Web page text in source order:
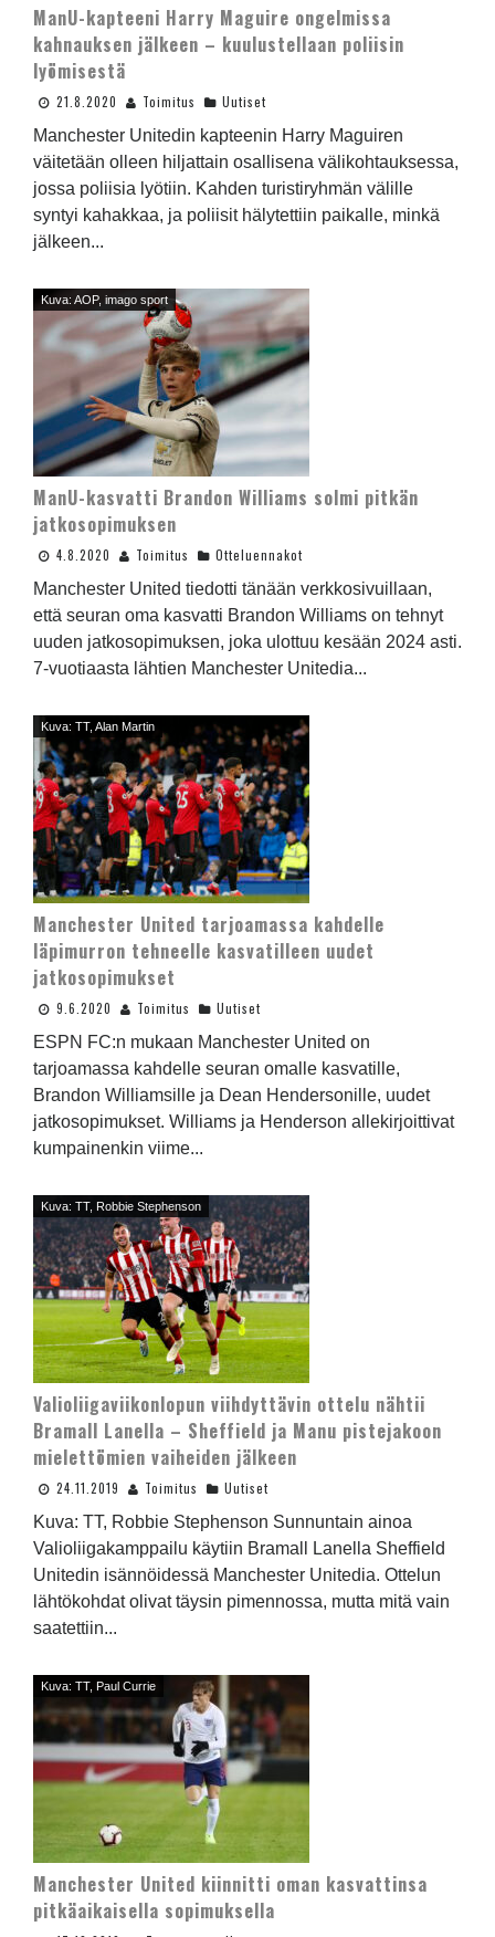
ManU-kapteeni Harry Maguire ongelmissa
kahnauksen jälkeen – kuulustellaan poliisin
lyömisestä
21.8.2020 Toimitus Uutiset
Manchester Unitedin kapteenin Harry Maguiren
väitetään olleen hiljattain osallisena välikohtauksessa,
jossa poliisia lyötiin. Kahden turistiryhmän välille
syntyi kahakkaa, ja poliisit hälytettiin paikalle, minkä
jälkeen...
Kuva: AOP, imago sport
ManU-kasvatti Brandon Williams solmi pitkän
jatkosopimuksen
4.8.2020 Toimitus Otteluennakot
Manchester United tiedotti tänään verkkosivuillaan,
että seuran oma kasvatti Brandon Williams on tehnyt
uuden jatkosopimuksen, joka ulottuu kesään 2024 asti.
7-vuotiaasta lähtien Manchester Unitedia...
Kuva: TT, Alan Martin
Manchester United tarjoamassa kahdelle
läpimurron tehneelle kasvatilleen uudet
jatkosopimukset
9.6.2020 Toimitus Uutiset
ESPN FC:n mukaan Manchester United on
tarjoamassa kahdelle seuran omalle kasvatille,
Brandon Williamsille ja Dean Hendersonille, uudet
jatkosopimukset. Williams ja Henderson allekirjoittivat
kumpainenkin viime...
Kuva: TT, Robbie Stephenson
Valioliigaviikonlopun viihdyttävin ottelu nähtii
Bramall Lanella – Sheffield ja Manu pistejakoon
mielettömien vaiheiden jälkeen
24.11.2019 Toimitus Uutiset
Kuva: TT, Robbie Stephenson Sunnuntain ainoa
Valioliigakamppailu käytiin Bramall Lanella Sheffield
Unitedin isännöidessä Manchester Unitedia. Ottelun
lähtökohdat olivat täysin pimennossa, mutta mitä vain
saatettiin...
Kuva: TT, Paul Currie
Manchester United kiinnitti oman kasvattinsa
pitkäaikaisella sopimuksella